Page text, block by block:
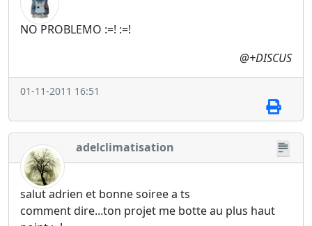
NO PROBLEMO :=! :=!
@+DISCUS
01-11-2011 16:51
adelclimatisation
salut adrien et bonne soiree a ts
comment dire...ton projet me botte au plus haut